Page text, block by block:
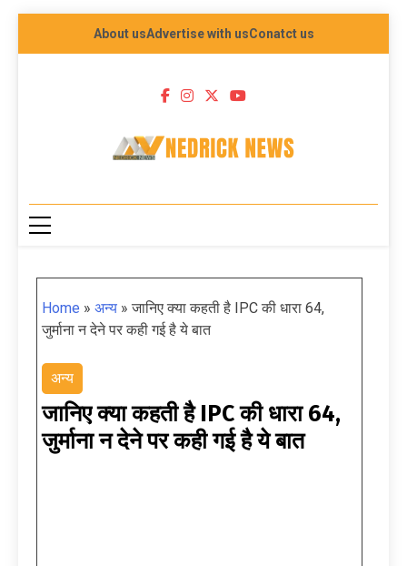
About usAdvertise with usConatct us
NEDRICK NEWS
Home » अन्य »जानिए क्या कहती है IPC की धारा 64,
जुर्माना न देने पर कही गई है ये बात
अन्य
जानिए क्या कहती है IPC की धारा 64,
जुर्माना न देने पर कही गई है ये बात